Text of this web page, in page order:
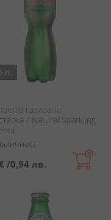
л.
газирана
/ Natural Sparkling
/0,94 лв.